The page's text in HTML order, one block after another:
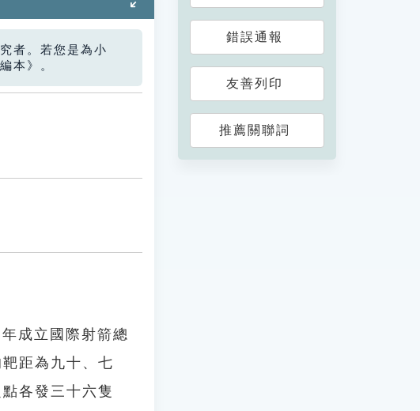
者。若您是為小
本》。
成立國際射箭總
距為九十、七
各發三十六隻
錯誤通報
友善列印
推薦關聯詞